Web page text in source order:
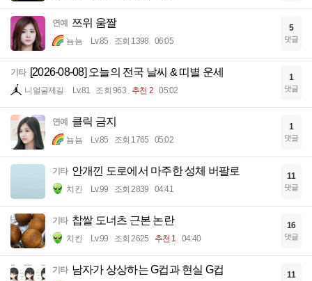
연예 쯔위 움짤
뇸뇸 Lv.85 조회 1398 06:05
5
댓글
기타 [2026-08-08] 오늘의 전국 날씨 & 띠별 운세
니얼굴제길 Lv.81 조회 963 추천 2 05:02
1
댓글
연예 클릭 금지
뇸뇸 Lv.85 조회 1765 05:02
1
댓글
기타 안개낀 도로에서 마주한 성체 버팔로
치킨 Lv.99 조회 2839 04:41
11
댓글
기타 찹쌀 도너츠 근본 논란
치킨 Lv.99 조회 2625 추천 1 04:40
16
댓글
기타 남자가 상상하는 G컵과 현실 G컵 11